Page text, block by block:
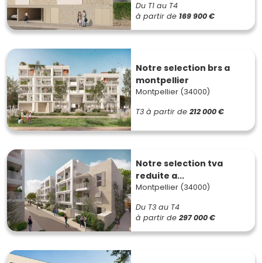
Du T1 au T4
à partir de 169 900 €
Notre selection brs a
montpellier
Montpellier (34000)
T3 à partir de 212 000 €
Notre selection tva
reduite a...
Montpellier (34000)
Du T3 au T4
à partir de 297 000 €